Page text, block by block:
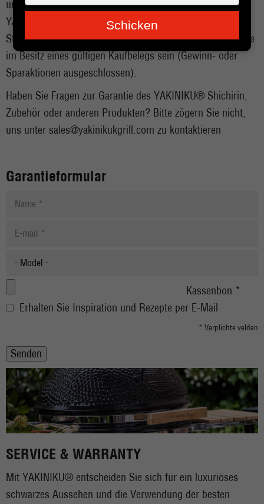
untenstehende Formular aus und registrieren Sie Ihren
YAKINIKU® Kamado für diese Garantie. Um die
Standardgarantie auf Lebenszeit zu verlängern, müssen Sie
im Besitz eines gültigen Kaufbelegs sein (Gewinn- oder
Sparaktionen ausgeschlossen).
Haben Sie Fragen zur Garantie des YAKINIKU® Shichirin,
Zubehör oder anderen Produkten? Bitte zögern Sie nicht,
uns unter sales@yakinikukgrill.com zu kontaktieren
Garantieformular
Kassenbon *
Erhalten Sie Inspiration und Rezepte per E-Mail
* Verplichte velden
SERVICE & WARRANTY
Mit YAKINIKU® entscheiden Sie sich für ein luxuriöses
schwarzes Aussehen und die Verwendung der besten
in
Schicken